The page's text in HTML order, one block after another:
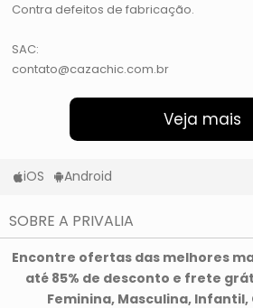
Contra defeitos de fabricação.
SAC:
contato@cazachic.com.br
Veja mais
iOS Android
SOBRE A PRIVALIA
Privacidade e Cookies
Condições de uso
Encontre ofertas das melhores
até 85% de desconto e frete
Feminina, Masculina, Infantil,